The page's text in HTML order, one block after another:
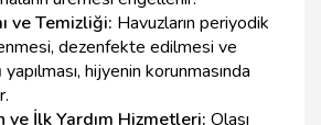
ve Temizliği: Havuzların periyodik
dezenfekte edilmesi ve
yapılması, hijyenin korunmasında
ve İlk Yardım Hizmetleri: Olası